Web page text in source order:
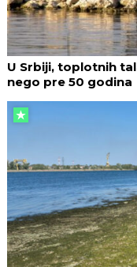
U Srbiji, toplotnih
nego pre 50 godina